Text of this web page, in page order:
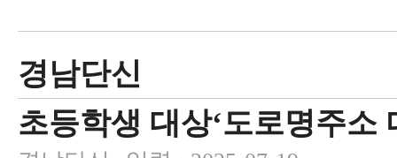
경남단신
초등학생 대상‘도로명주소